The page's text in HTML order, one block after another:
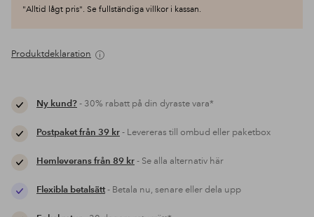
"Alltid lågt pris". Se fullständiga villkor i kassan.
Produktdeklaration
Ny kund?- 30% rabatt på din dyraste vara*
Postpaket från 39 kr- Levereras till ombud eller paketbox
Hemleverans från 89 kr- Se alla alternativ här
Flexibla betalsätt- Betala nu, senare eller dela upp